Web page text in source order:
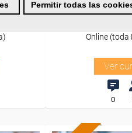
Permitir todas las
Curso
Online (toda
Ver
0